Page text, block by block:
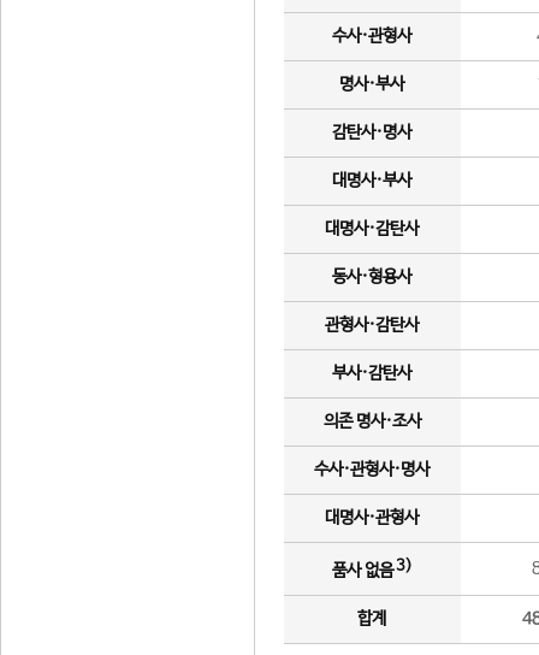
수사·관형사
명사·부사
감탄사·명사
대명사·부사
대명사·감탄사
동사·형용사
관형사·감탄사
부사·감탄사
의존 명사·조사
수사·관형사·명사
대명사·관형사
품사 없음3)
합계